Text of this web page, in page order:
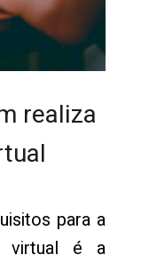
realiza
para a
virtual é a